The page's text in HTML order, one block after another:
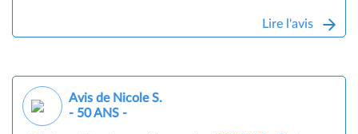
Lire l'avis
Avis de Nicole S.
- 50 ANS -